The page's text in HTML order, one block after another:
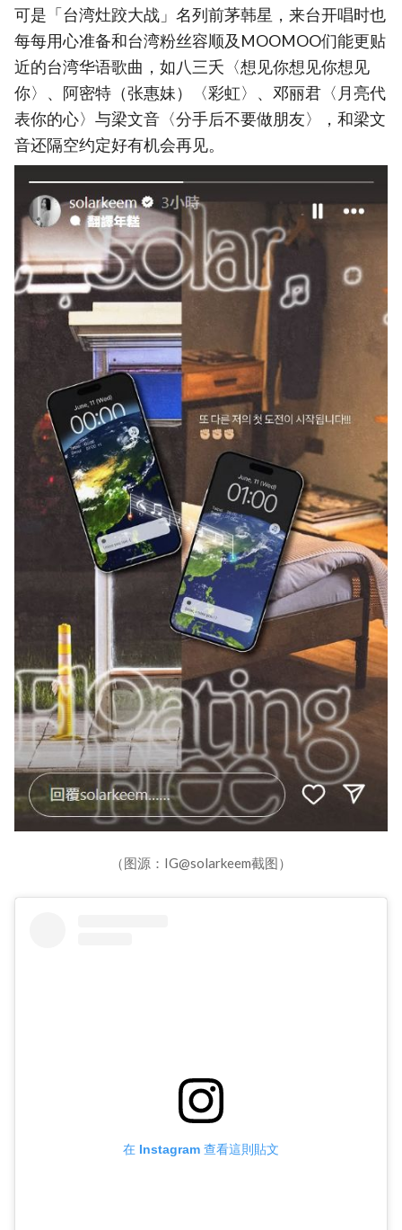
可是「台湾灶跤大战」名列前茅韩星，来台开唱时也
每每用心准备和台湾粉丝容顺及MOOMOO们能更贴
近的台湾华语歌曲，如八三夭〈想见你想见你想见
你〉、阿密特（张惠妹）〈彩虹〉、邓丽君〈月亮代
表你的心〉与梁文音〈分手后不要做朋友〉，和梁文
音还隔空约定好有机会再见。
（图源：IG@solarkeem截图）
在 Instagram 查看這則貼文